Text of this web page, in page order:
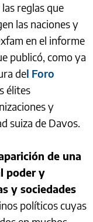
reglas que
las naciones y
en el informe
publicó, como ya
del Foro
élites
y
suiza de Davos.
de una
poder y
y sociedades
políticos cuyas